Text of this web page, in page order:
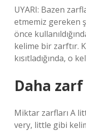
UYARI: Bazen
etmemiz gereken
önce
kelime bir zarftır.
kısıtladığında, o
Daha
Miktar zarfları A
very, little gibi